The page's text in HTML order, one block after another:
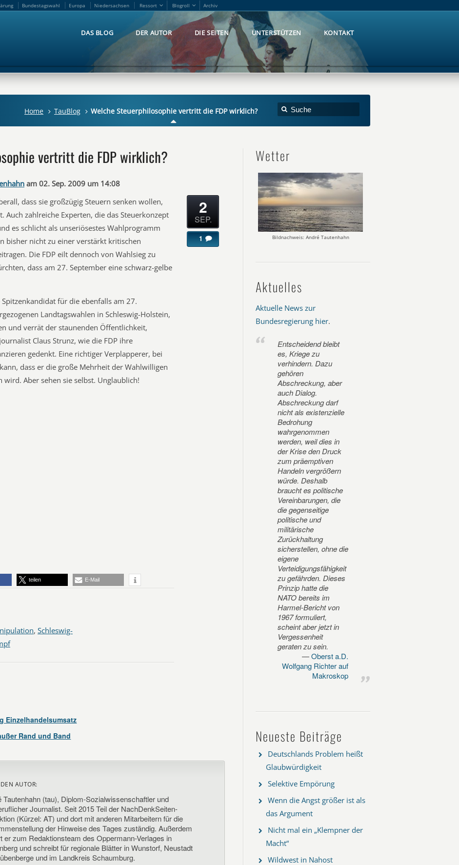
Bundestagswahl Europa Niedersachsen Ressort Blogroll Archiv
DAS BLOG DER AUTOR DIE SEITEN UNTERSTÜTZEN KONTAKT
Home TauBlog Welche Steuerphilosophie vertritt die FDP wirklich?
vertritt die FDP wirklich?
am 02. Sep. 2009 um 14:08
dass sie großzügig Steuern senken wollen,
Auch zahlreiche Experten, die das Steuerkonzept
es schlicht als unseriösestes Wahlprogramm
bisher nicht zu einer verstärkt kritischen
Die FDP eilt dennoch von Wahlsieg zu
dass am 27. September eine schwarz-gelbe
für die ebenfalls am 27.
Landtagswahlen in Schleswig-Holstein,
und verrät der staunenden Öffentlichkeit,
Claus Strunz, wie die FDP ihre
gedenkt. Eine richtiger Verplapperer, bei
dass er die große Mehrheit der Wahlwilligen
wird. Aber sehen sie selbst. Unglaublich!
teilen E-Mail
2
SEP.
1
, Schleswig-
Einzelhandelsumsatz
Rand und Band
AUTOR:
Tautenhahn (tau), Diplom-Sozialwissenschaftler und
Journalist. Seit 2015 Teil der NachDenkSeiten-
(Kürzel: AT) und dort mit anderen Mitarbeitern für die
der Hinweise des Tages zuständig. Außerdem
er zum Redaktionsteam des Oppermann-Verlages in
und schreibt für regionale Blätter in Wunstorf, Neustadt
und im Landkreis Schaumburg.
Wetter
Bildnachweis: André Tautenhahn
Aktuelles
Aktuelle News zur
Bundesregierung hier.
Entscheidend bleibt
es, Kriege zu
verhindern. Dazu
gehören
Abschreckung, aber
auch Dialog.
Abschreckung darf
nicht als existenzielle
Bedrohung
wahrgenommen
werden, weil dies in
der Krise den Druck
zum präemptiven
Handeln vergrößern
würde. Deshalb
braucht es politische
Vereinbarungen, die
die gegenseitige
politische und
militärische
Zurückhaltung
sicherstellen, ohne die
eigene
Verteidigungsfähigkeit
zu gefährden. Dieses
Prinzip hatte die
NATO bereits im
Harmel-Bericht von
1967 formuliert,
scheint aber jetzt in
Vergessenheit
geraten zu sein.
Oberst a.D.
Wolfgang Richter auf
Makroskop
Neueste Beiträge
Deutschlands Problem heißt
Glaubwürdigkeit
Selektive Empörung
Wenn die Angst größer ist als
das Argument
Nicht mal ein „Klempner der
Macht“
Wildwest in Nahost
Bundestagswahl Europa Niedersachsen Ressort Blogroll Archiv
DAS BLOG DER AUTOR DIE SEITEN UNTERSTÜTZEN KONTAKT